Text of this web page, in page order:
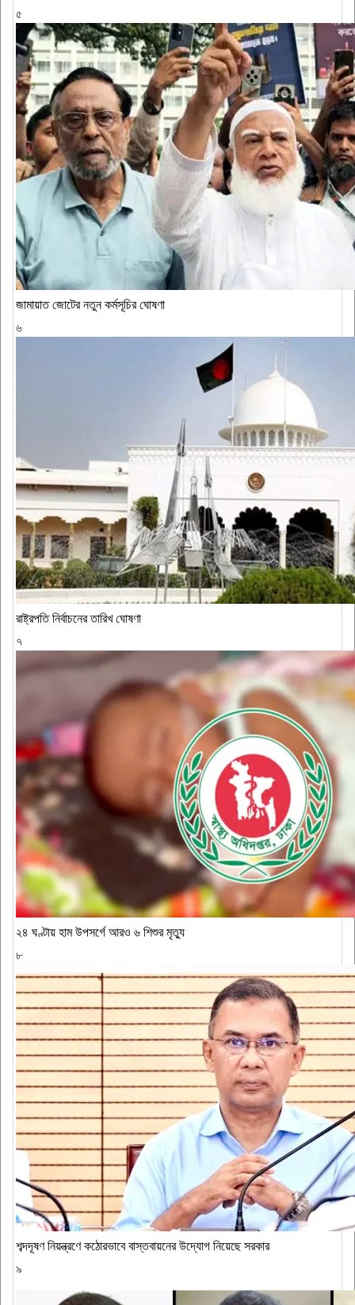
৫
জামায়াত জোটের নতুন কর্মসূচির ঘোষণা
৬
রাষ্ট্রপতি নির্বাচনের তারিখ ঘোষণা
৭
২৪ ঘণ্টায় হাম উপসর্গে আরও ৬ শিশুর মৃত্যু
৮
শব্দদূষণ নিয়ন্ত্রণে কঠোরভাবে বাস্তবায়নের উদ্যোগ নিয়েছে সরকার
৯